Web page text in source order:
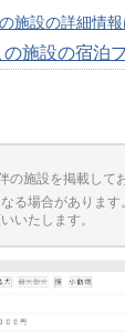
の施設の詳細情報
施設の宿泊
の施設を掲載して
る場合がありま
いたします。